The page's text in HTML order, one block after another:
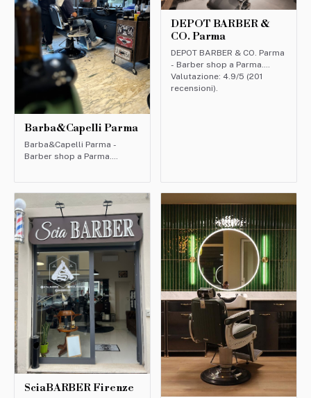
Barba&Capelli Parma
Barba&Capelli Parma -
Barber shop a Parma.
DEPOT BARBER &
CO. Parma
DEPOT BARBER & CO. Parma
- Barber shop a Parma.
Valutazione: 4.9/5 (201
recensioni).
SciaBARBER Firenze